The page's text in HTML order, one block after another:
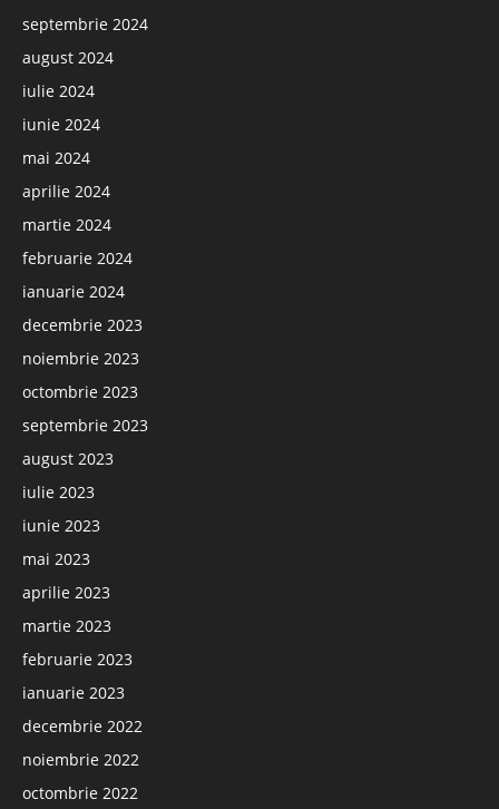
septembrie 2024
august 2024
iulie 2024
iunie 2024
mai 2024
aprilie 2024
martie 2024
februarie 2024
ianuarie 2024
decembrie 2023
noiembrie 2023
octombrie 2023
septembrie 2023
august 2023
iulie 2023
iunie 2023
mai 2023
aprilie 2023
martie 2023
februarie 2023
ianuarie 2023
decembrie 2022
noiembrie 2022
octombrie 2022